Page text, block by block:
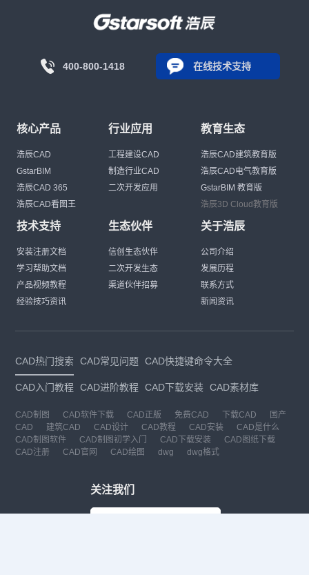
400-800-1418 在线技术支持
核心产品
浩辰CAD
GstarBIM
浩辰CAD 365
浩辰CAD看图王
行业应用
工程建设CAD
制造行业CAD
二次开发应用
教育生态
浩辰CAD建筑教育版
浩辰CAD电气教育版
GstarBIM 教育版
浩辰3D Cloud教育版
技术支持
安装注册文档
学习帮助文档
产品视频教程
经验技巧资讯
生态伙伴
信创生态伙伴
二次开发生态
渠道伙伴招募
关于浩辰
公司介绍
发展历程
联系方式
新闻资讯
CAD热门搜索 CAD常见问题 CAD快捷键命令大全
CAD入门教程 CAD进阶教程 CAD下载安装 CAD素材库
CAD制图 CAD软件下载 CAD正版 免费CAD 下载CAD
国产
CAD
建筑CAD CAD设计 CAD教程 CAD安装
CAD是什么
CAD制图软件
CAD制图初学入门 CAD下载安装
CAD图纸下载
CAD注册
CAD官网 CAD绘图 dwg dwg格式
关注我们